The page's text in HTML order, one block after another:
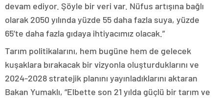
devam ediyor. Şöyle bir veri var. Nüfus artışına bağlı
olarak 2050 yılında yüzde 55 daha fazla suya, yüzde
65’te daha fazla gıdaya ihtiyacımız olacak.”
Tarım politikalarını, hem bugüne hem de gelecek
kuşaklara bırakacak bir vizyonla oluşturduklarını ve
2024-2028 stratejik planını yayınladıklarını aktaran
Bakan Yumaklı, “Elbette son 21 yılda güçlü bir tarım ve